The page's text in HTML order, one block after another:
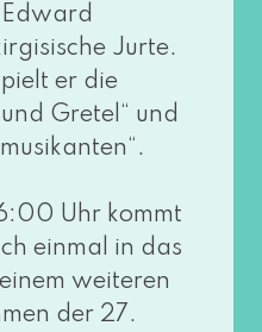
Jurte.
er die
Gretel“ und
Uhr kommt
ein­mal in das
wei­te­ren
der 27.